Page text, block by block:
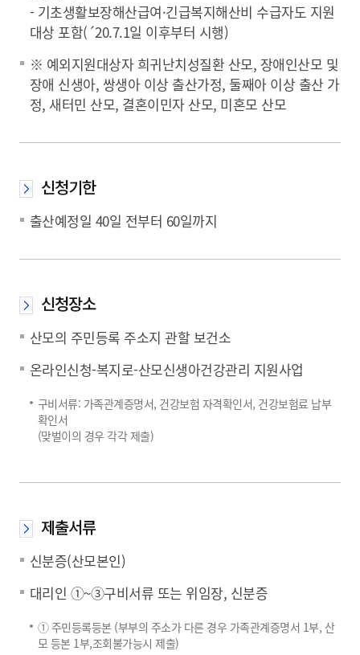
- 기초생활보장해산급여·긴급복지해산비 수급자도 지원
대상 포함(´20.7.1일 이후부터 시행)
※ 예외지원대상자 희귀난치성질환 산모, 장애인산모 및
장애 신생아, 쌍생아 이상 출산가정, 둘째아 이상 출산 가
정, 새터민 산모, 결혼이민자 산모, 미혼모 산모
신청기한
출산예정일 40일 전부터 60일까지
신청장소
산모의 주민등록 주소지 관할 보건소
온라인신청-복지로-산모신생아건강관리 지원사업
구비서류: 가족관계증명서, 건강보험 자격확인서, 건강보험료 납부
확인서
(맞벌이의 경우 각각 제출)
제출서류
신분증(산모본인)
대리인 ①~③구비서류 또는 위임장, 신분증
① 주민등록등본 (부부의 주소가 다른 경우 가족관계증명서 1부, 산
모 등본 1부,조회불가능시 제출)